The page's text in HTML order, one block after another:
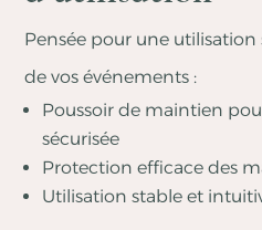
Pensée pour une utilisation
de vos événements :
Poussoir de maintien
sécurisée
Protection efficace des
Utilisation stable et